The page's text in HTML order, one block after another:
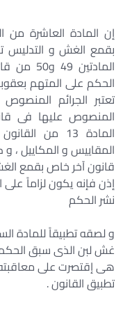
بقمع الغش و التدليس
الحكم على المتهم
تعتبر الجرائم
المنصوص عليها فى
المقاييس و المكاييل ،
قانون آخر خاص بقمع
إذن فإنه يكون لزاماً
نشر الحكم
و لصقه تطبيقاً للمادة
غش لبن الذى سبق
هى إقتصرت على
تطبيق القانون .